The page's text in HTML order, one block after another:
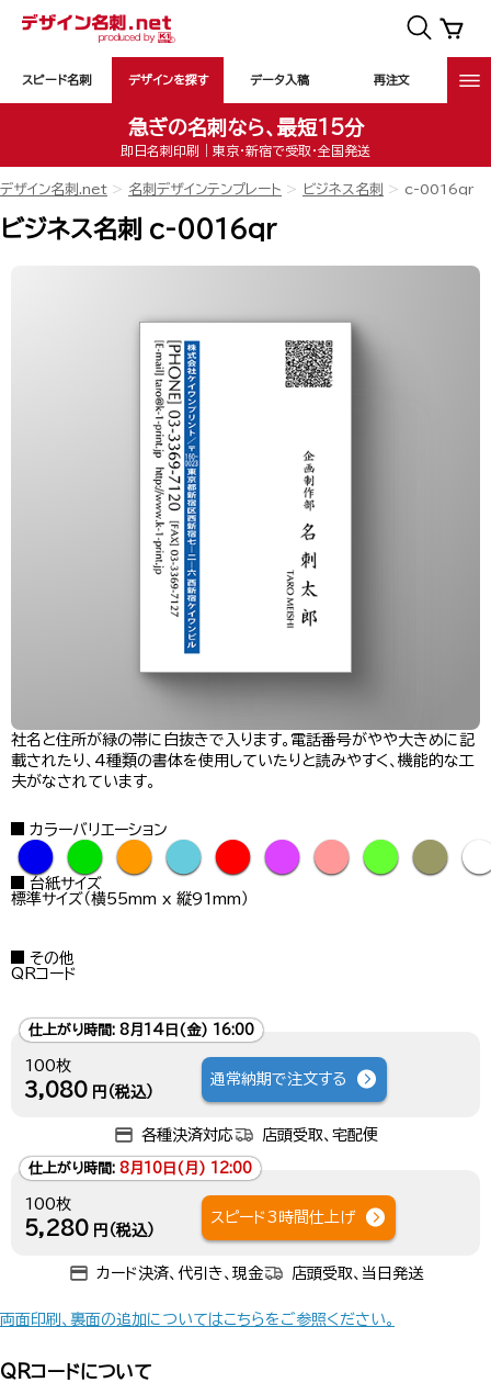
スピード名刺 デザインを探す データ入稿 再注文
急ぎの名刺なら、最短15分
即日名刺印刷｜東京・新宿で受取・全国発送
デザイン名刺.net 名刺デザインテンプレート ビジネス名刺 c-0016qr
ビジネス名刺 c-0016qr
社名と住所が緑の帯に白抜きで入ります。電話番号がやや大きめに記
載されたり、4種類の書体を使用していたりと読みやすく、機能的な工
夫がなされています。
カラーバリエーション
● ● ● ● ● ● ● ● ●
台紙サイズ
標準サイズ（横55mm x 縦91mm）
その他
QRコード
仕上がり時間: 8月14日(金) 16:00
100枚
3,080 円（税込）
通常納期で注文する
各種決済対応 店頭受取、宅配便
仕上がり時間: 8月10日(月) 12:00
100枚
5,280 円（税込）
スピード3時間仕上げ
カード決済、代引き、現金 店頭受取、当日発送
両面印刷、裏面の追加についてはこちらをご参照ください。
QRコードについて